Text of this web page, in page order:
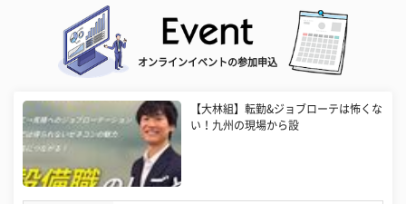
オンラインイベントの参加申込
【大林組】転勤&ジョブローテは怖くな
い！九州の現場から設